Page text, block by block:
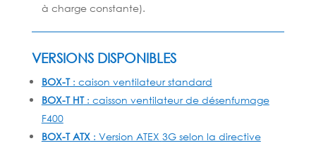
à charge constante).
VERSIONS DISPONIBLES
BOX-T: caison ventilateur standard
BOX-T HT: caisson ventilateur de désenfumage
F400
BOX-T ATX: Version ATEX 3G selon la directive